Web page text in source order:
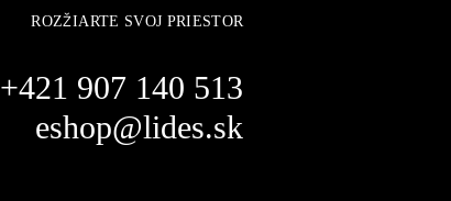
ROZŽIARTE SVOJ PRIESTOR
+421 907 140 513
eshop@lides.sk